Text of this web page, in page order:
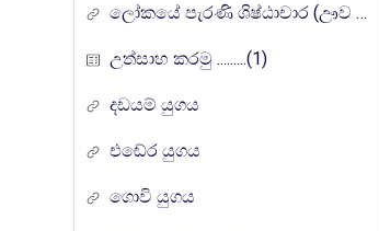
ලෝකයේ පැරණි ශිෂ්ඨාචාර (ඌව ගුරුගෙදර රේඩියෝ පාඩම් මාලාව)
උත්සාහ කරමු .........(1)
දඩයම් යුගය
එඬේර යුගය
ගොවි යුගය